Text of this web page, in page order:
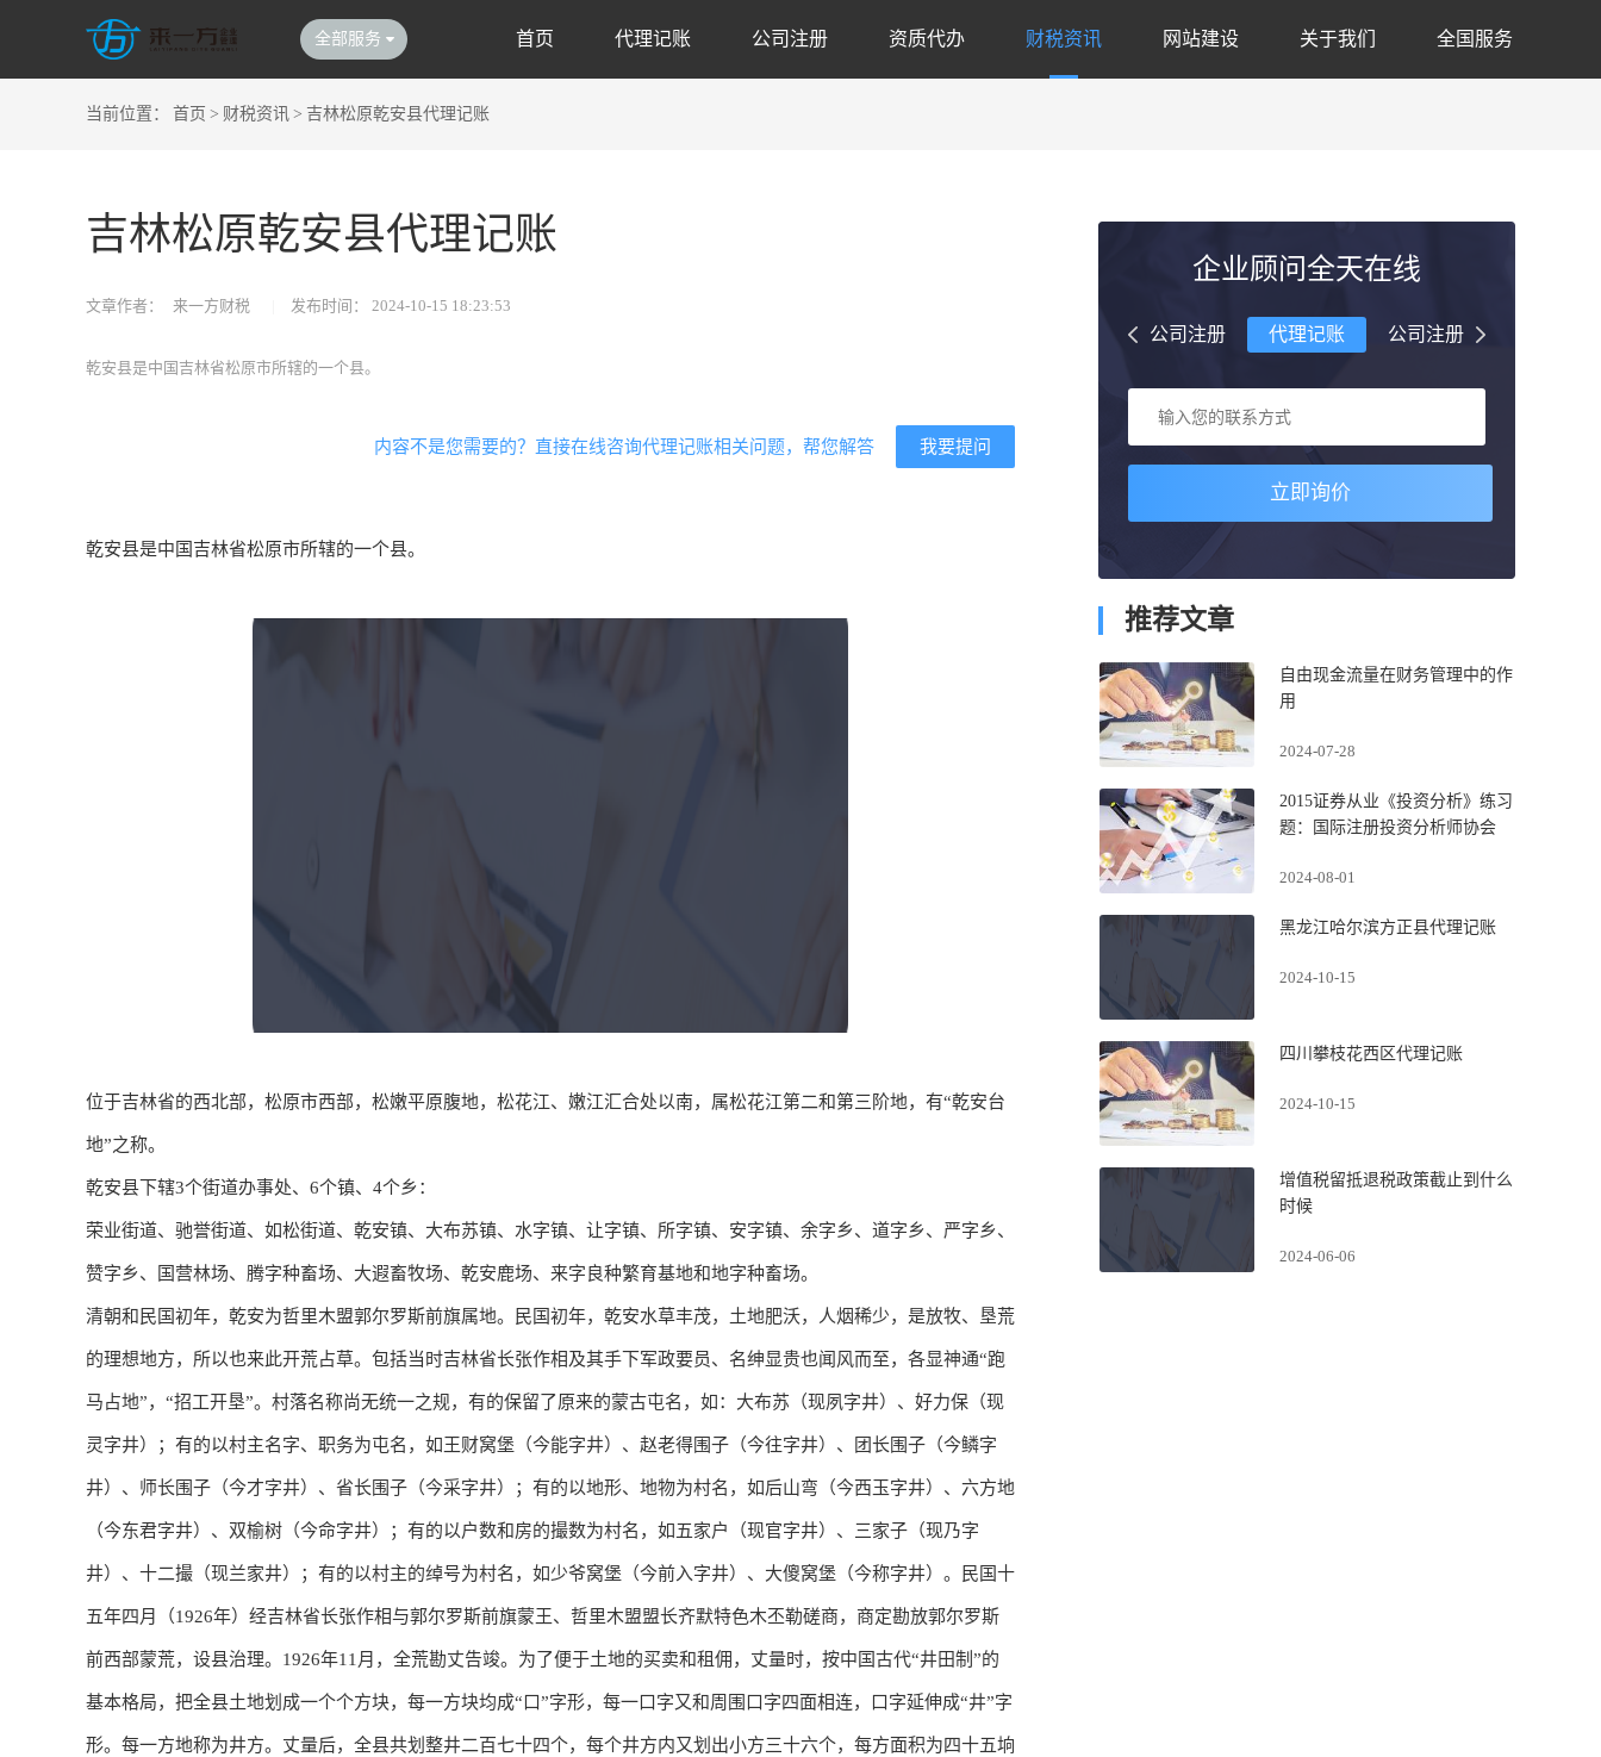
全部服务 首页 代理记账 公司注册 资质代办 财税资讯 网站建设 关于我们 全国服务
当前位置： 首页 > 财税资讯 > 吉林松原乾安县代理记账
吉林松原乾安县代理记账
文章作者： 来一方财税 发布时间： 2024-10-15 18:23:53
乾安县是中国吉林省松原市所辖的一个县。
我要提问
内容不是您需要的？直接在线咨询代理记账相关问题，帮您解答
乾安县是中国吉林省松原市所辖的一个县。
位于吉林省的西北部，松原市西部，松嫩平原腹地，松花江、嫩江汇合处以南，属松花江第二和第三阶地，有“乾安台
地”之称。
乾安县下辖3个街道办事处、6个镇、4个乡：
荣业街道、​驰誉街道、​如松街道、​乾安镇、​大布苏镇、​水字镇、​让字镇、​所字镇、​安字镇、​余字乡、​道字乡、​严字乡、​
赞字乡、​国营林场、​腾字种畜场、​大遐畜牧场、​乾安鹿场、​来字良种繁育基地和地字种畜场。
清朝和民国初年，乾安为哲里木盟郭尔罗斯前旗属地。民国初年，乾安水草丰茂，土地肥沃，人烟稀少，是放牧、垦荒
的理想地方，所以也来此开荒占草。包括当时吉林省长张作相及其手下军政要员、名绅显贵也闻风而至，各显神通“跑
马占地”，“招工开垦”。村落名称尚无统一之规，有的保留了原来的蒙古屯名，如：大布苏（现夙字井）、好力保（现
灵字井）；有的以村主名字、职务为屯名，如王财窝堡（今能字井）、赵老得围子（今往字井）、团长围子（今鳞字
井）、师长围子（今才字井）、省长围子（今采字井）；有的以地形、地物为村名，如后山弯（今西玉字井）、六方地
（今东君字井）、双榆树（今命字井）；有的以户数和房的撮数为村名，如五家户（现官字井）、三家子（现乃字
井）、十二撮（现兰家井）；有的以村主的绰号为村名，如少爷窝堡（今前入字井）、大傻窝堡（今称字井）。民国十
五年四月（1926年）经吉林省长张作相与郭尔罗斯前旗蒙王、哲里木盟盟长齐默特色木丕勒磋商，商定勘放郭尔罗斯
前西部蒙荒，设县治理。1926年11月，全荒勘丈告竣。为了便于土地的买卖和租佣，丈量时，按中国古代“井田制”的
基本格局，把全县土地划成一个个方块，每一方块均成“口”字形，每一口字又和周围口字四面相连，口字延伸成“井”字
形。每一方地称为井方。丈量后，全县共划整井二百七十四个，每个井方内又划出小方三十六个，每方面积为四十五垧
企业顾问全天在线
公司注册 代理记账 公司注册
立即询价
推荐文章
自由现金流量在财务管理中的作
用
2024-07-28
2015证券从业《投资分析》练习
题：国际注册投资分析师协会
2024-08-01
黑龙江哈尔滨方正县代理记账
2024-10-15
四川攀枝花西区代理记账
2024-10-15
增值税留抵退税政策截止到什么
时候
2024-06-06